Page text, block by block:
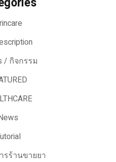
/ กิจกรรม
รร้านขายยา